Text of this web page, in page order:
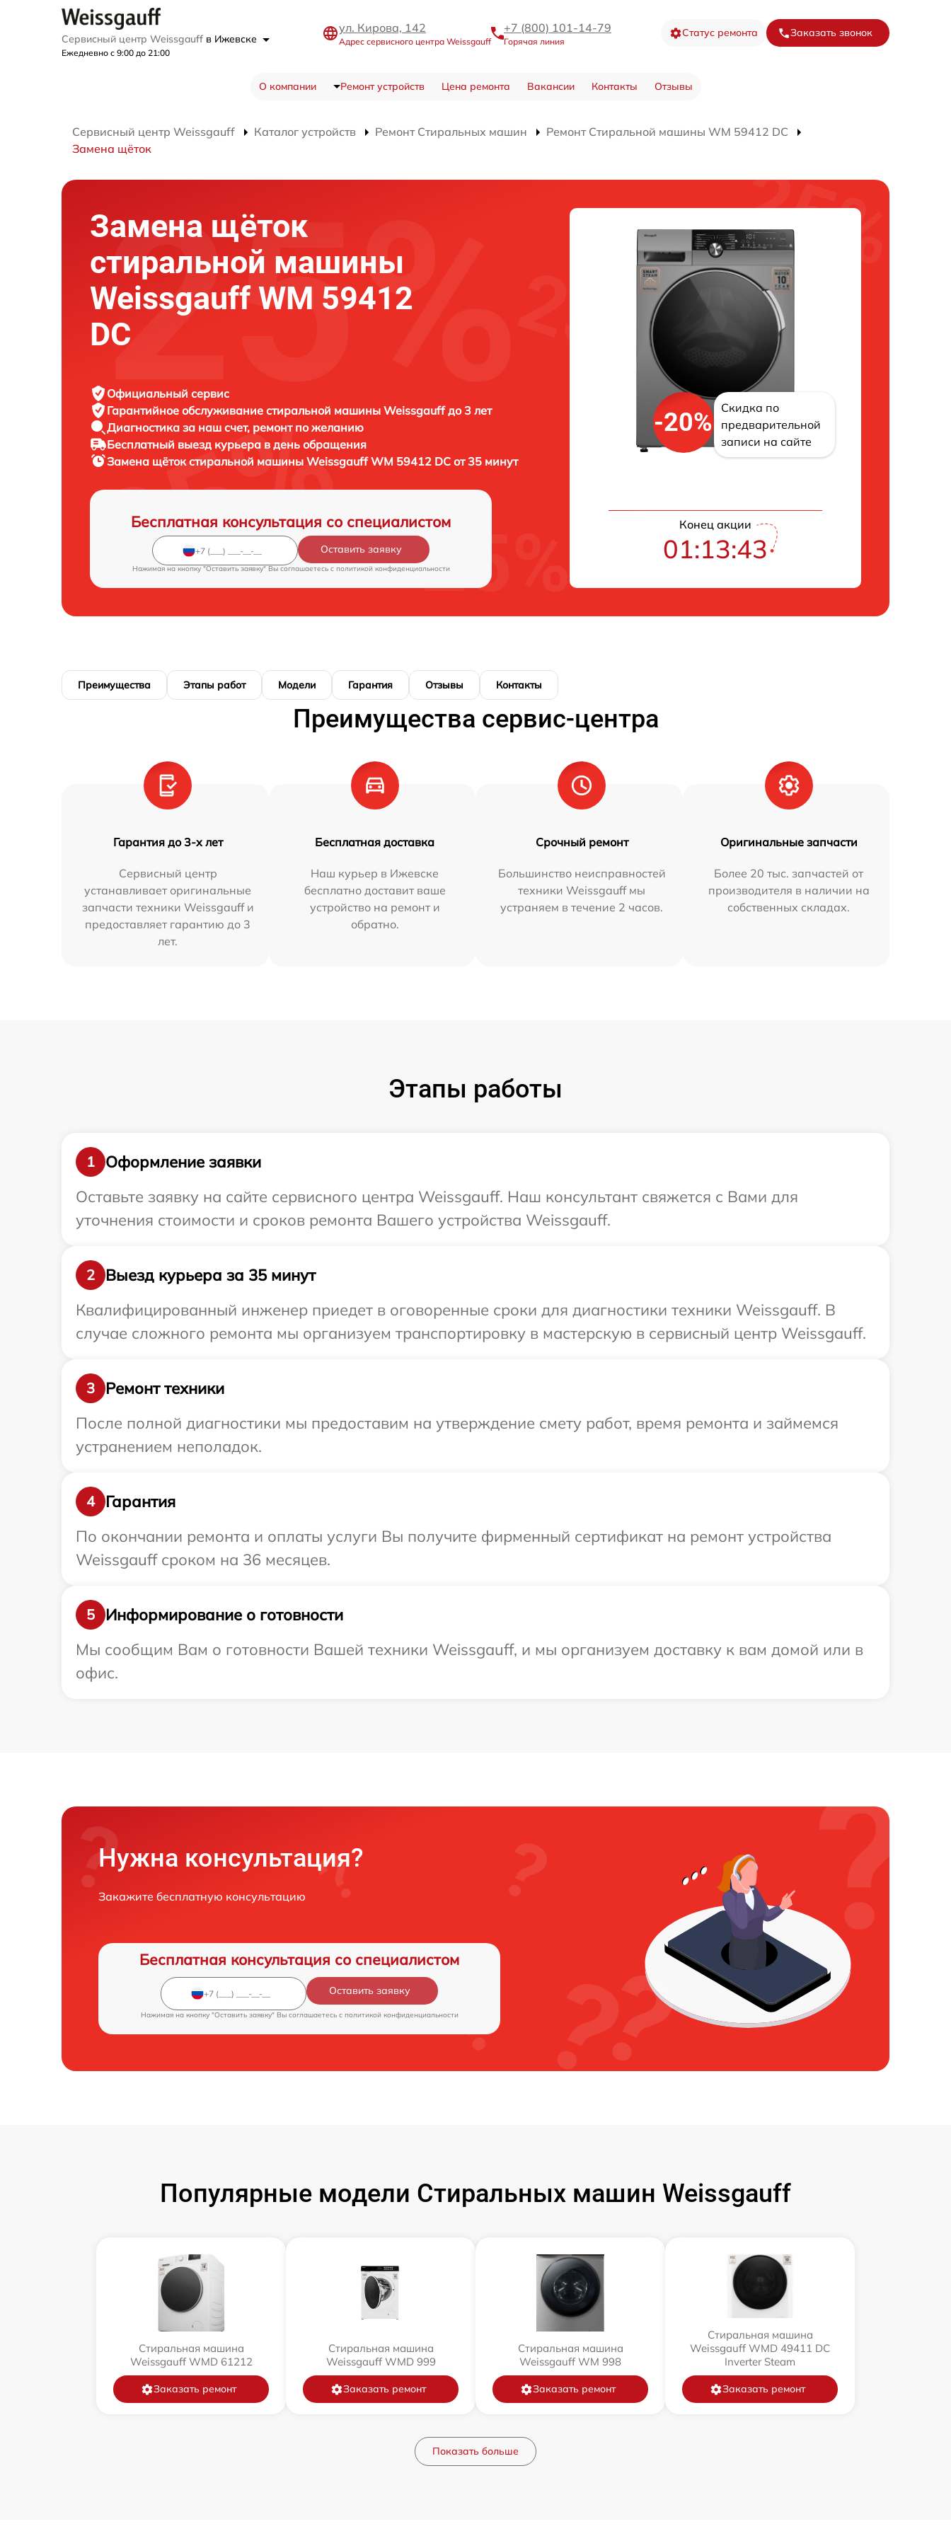
Сервисный центр Weissgauff в Ижевске
Ежедневно с 9:00 до 21:00
ул. Кирова, 142
Адрес сервисного центра Weissgauff
+7 (800) 101-14-79
Горячая линия
Статус ремонта Заказать звонок
О компании Ремонт устройств Цена ремонта Вакансии Контакты Отзывы
Сервисный центр Weissgauff Каталог устройств Ремонт Стиральных машин
Ремонт Стиральной машины WM 59412 DC
Замена щёток
Замена щёток
стиральной машины
Weissgauff WM 59412
DC
Официальный сервис
Гарантийное обслуживание стиральной машины Weissgauff до 3 лет
Диагностика за наш счет, ремонт по желанию
Бесплатный выезд курьера в день обращения
Замена щёток стиральной машины Weissgauff WM 59412 DC от 35 минут
Бесплатная консультация со специалистом
Оставить заявку
Нажимая на кнопку "Оставить заявку" Вы соглашаетесь c политикой конфиденциальности
-20%
Скидка по
предварительной
записи на сайте
Конец акции
01:13:42
Преимущества Этапы работ Модели Гарантия Отзывы Контакты
Преимущества сервис-центра
Гарантия до 3-х лет
Сервисный центр
устанавливает оригинальные
запчасти техники Weissgauff и
предоставляет гарантию до 3
лет.
Бесплатная доставка
Наш курьер в Ижевске
бесплатно доставит ваше
устройство на ремонт и
обратно.
Срочный ремонт
Большинство неисправностей
техники Weissgauff мы
устраняем в течение 2 часов.
Оригинальные запчасти
Более 20 тыс. запчастей от
производителя в наличии на
собственных складах.
Этапы работы
1
Оформление заявки
Оставьте заявку на сайте сервисного центра Weissgauff. Наш консультант свяжется с Вами для
уточнения стоимости и сроков ремонта Вашего устройства Weissgauff.
2
Выезд курьера за 35 минут
Квалифицированный инженер приедет в оговоренные сроки для диагностики техники Weissgauff. В
случае сложного ремонта мы организуем транспортировку в мастерскую в сервисный центр Weissgauff.
3
Ремонт техники
После полной диагностики мы предоставим на утверждение смету работ, время ремонта и займемся
устранением неполадок.
4
Гарантия
По окончании ремонта и оплаты услуги Вы получите фирменный сертификат на ремонт устройства
Weissgauff сроком на 36 месяцев.
5
Информирование о готовности
Мы сообщим Вам о готовности Вашей техники Weissgauff, и мы организуем доставку к вам домой или в
офис.
Нужна консультация?
Закажите бесплатную консультацию
Бесплатная консультация со специалистом
Оставить заявку
Нажимая на кнопку "Оставить заявку" Вы соглашаетесь c политикой конфиденциальности
Популярные модели Стиральных машин Weissgauff
Стиральная машина
Weissgauff WMD 61212
Заказать ремонт
Стиральная машина
Weissgauff WMD 999
Заказать ремонт
Стиральная машина
Weissgauff WM 998
Заказать ремонт
Стиральная машина
Weissgauff WMD 49411 DC
Inverter Steam
Заказать ремонт
Показать больше